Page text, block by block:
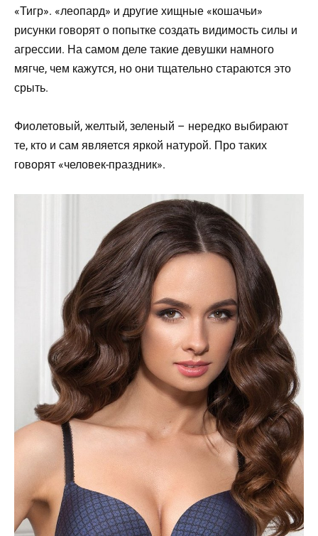
«Тигр». «леопард» и другие хищные «кошачьи»
рисунки говорят о попытке создать видимость силы и
агрессии. На самом деле такие девушки намного
мягче, чем кажутся, но они тщательно стараются это
срыть.
Фиолетовый, желтый, зеленый – нередко выбирают
те, кто и сам является яркой натурой. Про таких
говорят «человек-праздник».